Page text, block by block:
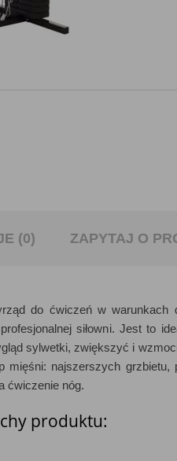
(0) ZAPYTAJ O
do ćwiczeń w warunkach
siłowni. Jest to
sylwetki, zwiększyć i
mięśni: najszerszych grzbietu,
ćwiczenie nóg.
produktu: